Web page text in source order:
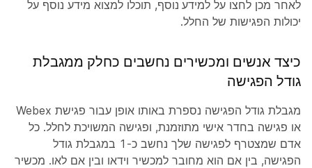
לאחר מכן לחצו על למידע נוסף, תוכלו למצוא מידע נוסף על
יכולות הפגישות של החלל.
כיצד אנשים ומכשירים נחשבים כחלק ממגבלת
גודל הפגישה
מגבלת גודל הפגישה נספרת באותו אופן עבור פגישת Webex
או פגישה בחדר אישי מתוזמנת, ופגישה המשויכת לחלל. כל
אדם שמצטרף לפגישה שלך נחשב כ-1 במגבלת גודל
הפגישה, בין אם הוא מחובר למכשיר וידאו ובין אם לאו. מכשיר